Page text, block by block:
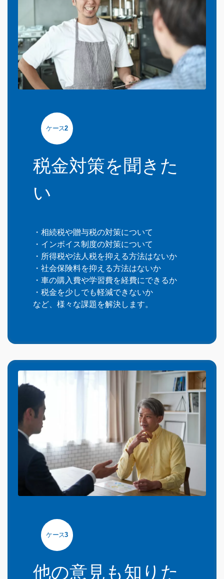
ケース2
税金対策を聞きた
い
・相続税や贈与税の対策について
・インボイス制度の対策について
・所得税や法人税を抑える方法はないか
・社会保険料を抑える方法はないか
・車の購入費や学習費を経費にできるか
・税金を少しでも軽減できないか
など、様々な課題を解決します。
ケース3
他の意見も知りた